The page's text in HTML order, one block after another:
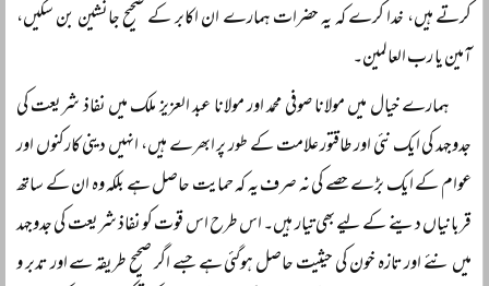
کرتے ہیں، خدا کرے کہ یہ حضرات ہمارے ان اکابر کے صحیح جانشین بن سکیں،
آمین یا رب العالمین۔
ہمارے خیال میں مولانا صوفی محمد اور مولانا عبد العزیز ملک میں نفاذ شریعت کی
جدوجہد کی ایک نئی اور طاقتور علامت کے طور پر ابھرے ہیں، انہیں دینی کارکنوں اور
عوام کے ایک بڑے حصے کی نہ صرف یہ کہ حمایت حاصل ہے بلکہ وہ ان کے ساتھ
قربانیاں دینے کے لیے بھی تیار ہیں۔ اس طرح اس قوت کو نفاذ شریعت کی جدوجہد
میں نئے اور تازہ خون کی حیثیت حاصل ہوگئی ہے جسے اگر صحیح طریقہ سے اور تدبر و